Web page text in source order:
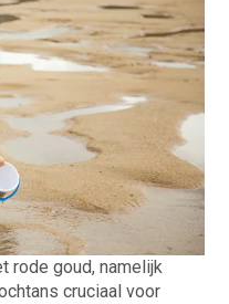
rode goud, namelijk
cruciaal voor